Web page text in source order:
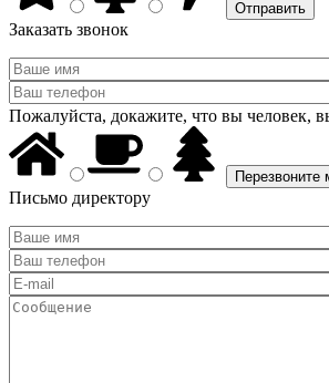
Заказать звонок
Пожалуйста, докажите, что вы человек,
Письмо директору